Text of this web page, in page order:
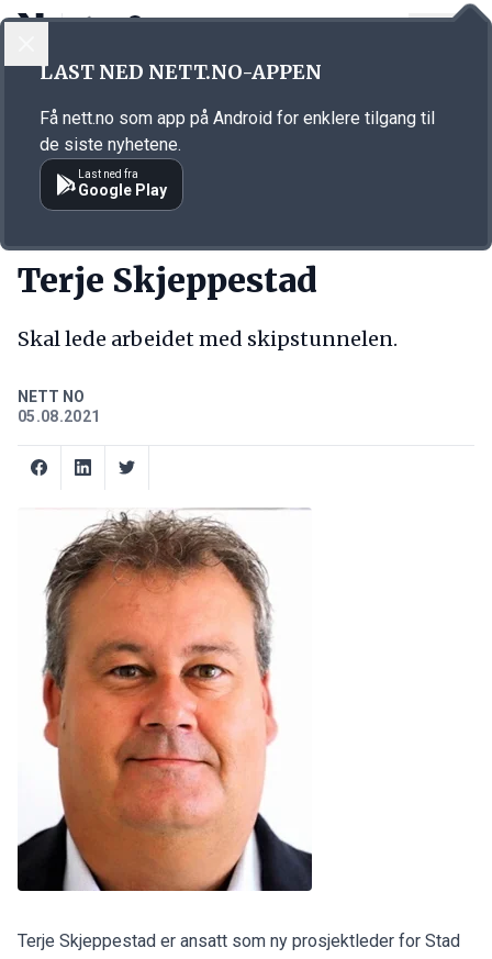
Annonsørinnhold
Terje Skjeppestad
Skal lede arbeidet med skipstunnelen.
NETT NO
05.08.2021
Terje Skjeppestad er ansatt som ny prosjektleder for Stad
LAST NED NETT.NO-APPEN
Få nett.no som app på Android for enklere tilgang til
de siste nyhetene.
Last ned fra
Google Play